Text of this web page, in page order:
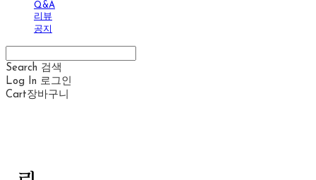
Q&A
리뷰
공지
Search 검색
Log In 로그인
Cart장바구니